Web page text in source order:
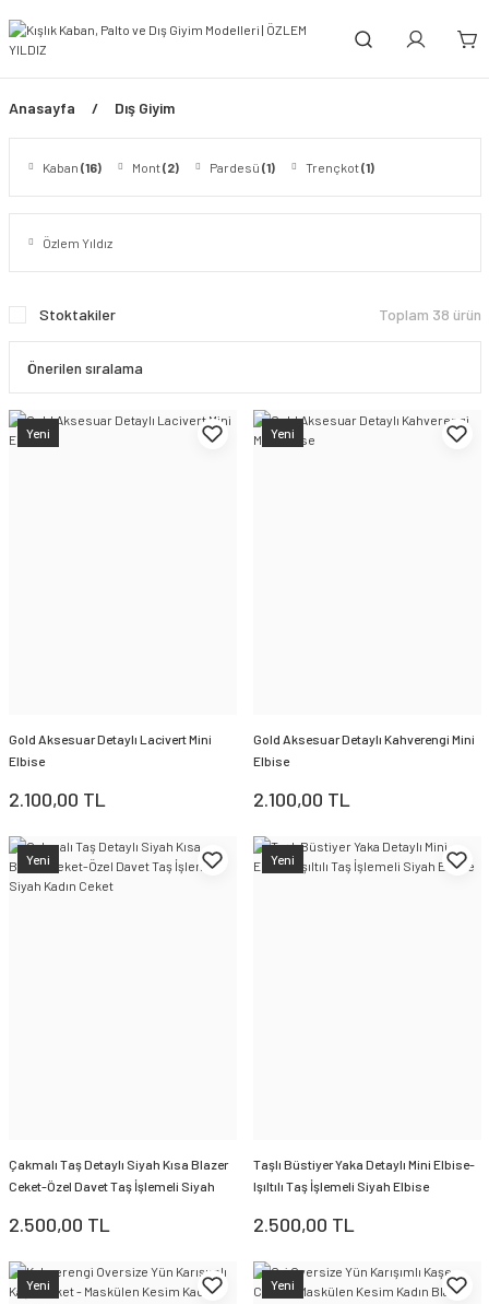
Anasayfa Dış Giyim
Kaban (16) Mont(2) Pardesü (1) Trençkot(1)
Özlem Yıldız
Stoktakiler Toplam 38 ürün
Yeni
Gold Aksesuar Detaylı Lacivert Mini
Elbise
2.100,00 TL
Yeni
Gold Aksesuar Detaylı Kahverengi Mini
Elbise
2.100,00 TL
Yeni
Çakmalı Taş Detaylı Siyah Kısa Blazer
Ceket-Özel Davet Taş İşlemeli Siyah
2.500,00 TL
Yeni
Taşlı Büstiyer Yaka Detaylı Mini Elbise-
Işıltılı Taş İşlemeli Siyah Elbise
2.500,00 TL
Yeni Yeni